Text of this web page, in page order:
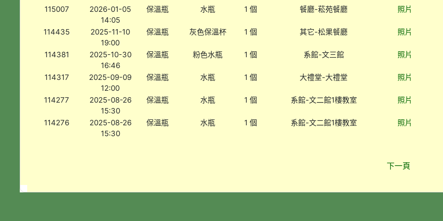
115007
2026-01-05
14:05
保溫瓶 水瓶 1 個 餐廳-菘苑餐廳 照片
114435
2025-11-10
19:00
保溫瓶 灰色保溫杯 1 個 其它-松果餐廳 照片
114381
2025-10-30
16:46
保溫瓶 粉色水瓶 1 個 系館-文三館 照片
114317
2025-09-09
12:00
保溫瓶 水瓶 1 個 大禮堂-大禮堂 照片
114277
2025-08-26
15:30
保溫瓶 水瓶 1 個 系館-文二館1樓教室 照片
114276
2025-08-26
15:30
保溫瓶 水瓶 1 個 系館-文二館1樓教室 照片
下一頁